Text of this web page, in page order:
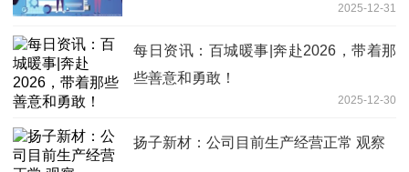
2025-12-31
每日资讯：百城暖事|奔赴2026，带着那
些善意和勇敢！
2025-12-30
扬子新材：公司目前生产经营正常 观察